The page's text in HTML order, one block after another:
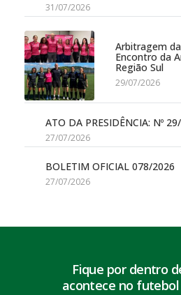
31/07/2026
Arbitragem
Encontro da
Região Sul
29/07/2026
ATO DA PRESIDÊNCIA: Nº
27/07/2026
BOLETIM OFICIAL 078/2026
27/07/2026
Fique por dentro
acontece no